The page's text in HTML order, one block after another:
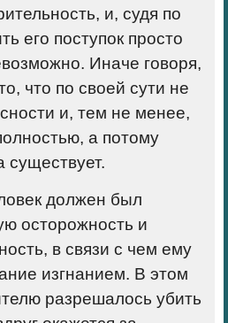
и, судя по
его поступок просто
Иначе говоря,
что по своей сути не
и, тем не менее,
а потому
существует.
должен был
осторожность и
в связи с чем ему
изгнанием. В этом
разрешалось убить